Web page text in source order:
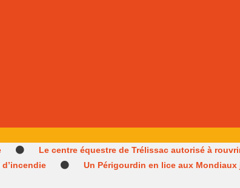
Le centre équestre de Trélissac autorisé à
Un Périgourdin en lice aux